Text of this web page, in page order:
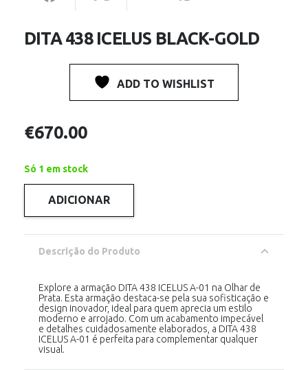
DITA 438 ICELUS BLACK-GOLD
ADD TO WISHLIST
€670.00
Só 1 em stock
Quantidade
de
438
ICELUS
BLACK-
ADICIONAR
Descrição do Produto
Explore a armação DITA 438 ICELUS A-01 na Olhar de
Prata. Esta armação destaca-se pela sua sofisticação e
design inovador, ideal para quem aprecia um estilo
moderno e arrojado. Com um acabamento impecável
e detalhes cuidadosamente elaborados, a DITA 438
ICELUS A-01 é perfeita para complementar qualquer
visual.